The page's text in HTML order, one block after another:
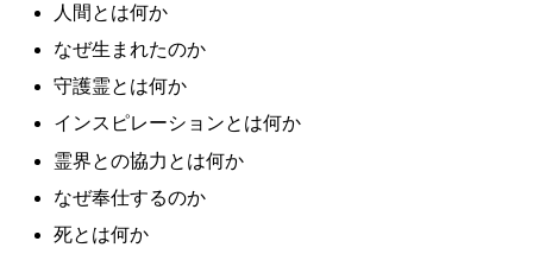
人間とは何か
なぜ生まれたのか
守護霊とは何か
インスピレーションとは何か
霊界との協力とは何か
なぜ奉仕するのか
死とは何か